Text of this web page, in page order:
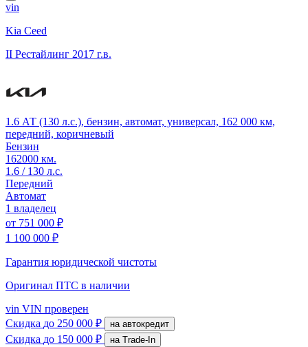
vin
Kia Ceed
II Рестайлинг 2017 г.в.
1.6 АТ (130 л.с.), бензин, автомат, универсал, 162 000 км,
передний, коричневый
Бензин
162000 км.
1.6 / 130 л.с.
Передний
Автомат
1 владелец
от 751 000 ₽
1 100 000 ₽
Гарантия юридической чистоты
Оригинал ПТС в наличии
vin VIN проверен
Скидка до 250 000 ₽ на автокредит
Скидка до 150 000 ₽
на Trade-In